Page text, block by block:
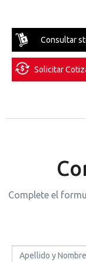
Consultar
Solicitar
Complete el